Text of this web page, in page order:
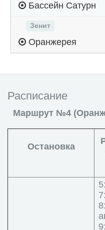
Бассейн Сатурн
Зенит
Оранжерея
Расписание
Маршрут №4
Остановка